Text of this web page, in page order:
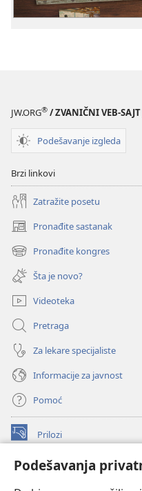
Podešavanja
JW.ORG® / ZVANIČNI VEB-
Podešavanje izgleda
Brzi linkovi
Zatražite posetu
Pronađite sastanak
(otvara
novi
prozor)
Pronađite kongres
(otvara
novi
prozor)
Šta je novo?
Videoteka
Pretraga
Za lekare specijaliste
Informacije za javnost
Pomoć
Prilozi
(otvara
prozor)ONLAJN BIBLIOTEKA